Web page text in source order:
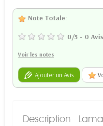
Note Totale:
0/5 - 0 Avis
Voir les notes
Ajouter un Avis
Description